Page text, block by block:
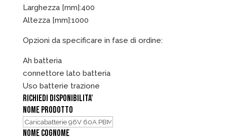
Larghezza [mm]:400
Altezza [mm]:1000
Opzioni da specificare in fase di ordine:
Ah batteria
connettore lato batteria
Uso batterie trazione
RICHIEDI DISPONIBILITA'
NOME PRODOTTO
NOME COGNOME